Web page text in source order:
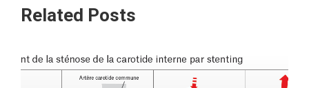
Related Posts